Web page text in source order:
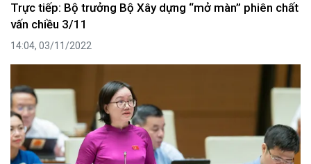
Trực tiếp: Bộ trưởng Bộ Xây dựng “mở màn” phiên chất
vấn chiều 3/11
14:04, 03/11/2022